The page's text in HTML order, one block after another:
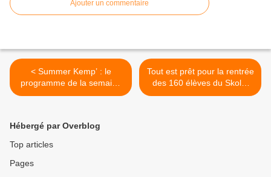
Ajouter un commentaire
< Summer Kemp’ : le
programme de la semaine
du 18 août (communiqué)
Tout est prêt pour la rentrée
des 160 élèves du Skolaj
Diwan Jakez-Riou à
Hébergé par Overblog
Top articles
Pages